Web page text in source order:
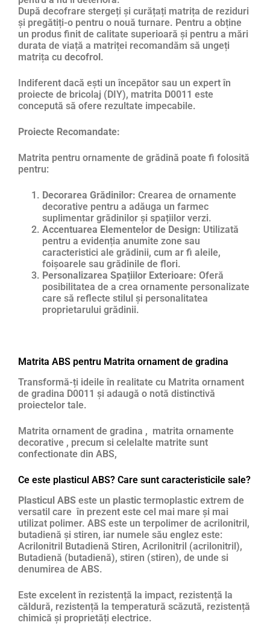
După decofrare stergeți și curățați matrița de reziduri
și pregătiți-o pentru o nouă turnare. Pentru a obține
un produs finit de calitate superioară și pentru a mări
durata de viață a matriței recomandăm să ungeți
matrița cu decofrol.
Indiferent dacă ești un începător sau un expert în
proiecte de bricolaj (DIY), matrita D0011 este
concepută să ofere rezultate impecabile.
Proiecte Recomandate:
Matrita pentru ornamente de grădină poate fi folosită
pentru:
Decorarea Grădinilor: Crearea de ornamente
decorative pentru a adăuga un farmec
suplimentar grădinilor și spațiilor verzi.
Accentuarea Elementelor de Design: Utilizată
pentru a evidenția anumite zone sau
caracteristici ale grădinii, cum ar fi aleile,
foișoarele sau grădinile de flori.
Personalizarea Spațiilor Exterioare: Oferă
posibilitatea de a crea ornamente personalizate
care să reflecte stilul și personalitatea
proprietarului grădinii.
Matrita ABS pentru Matrita ornament de gradina
Transformă-ți ideile în realitate cu Matrita ornament
de gradina D0011 și adaugă o notă distinctivă
proiectelor tale.
Matrita ornament de gradina , matrita ornamente
decorative , precum si celelalte matrite sunt
confectionate din ABS,
Ce este plasticul ABS? Care sunt caracteristicile sale?
Plasticul ABS este un plastic termoplastic extrem de
versatil care în prezent este cel mai mare și mai
utilizat polimer. ABS este un terpolimer de acrilonitril,
butadienă și stiren, iar numele său englez este:
Acrilonitril Butadienă Stiren, Acrilonitril (acrilonitril),
Butadienă (butadienă), stiren (stiren), de unde si
denumirea de ABS.
Este excelent în rezistență la impact, rezistență la
căldură, rezistență la temperatură scăzută, rezistență
chimică și proprietăți electrice.